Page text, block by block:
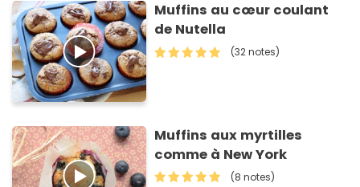
Muffins au cœur coulant
de Nutella
(32 notes)
Muffins aux myrtilles
comme à New York
(8 notes)